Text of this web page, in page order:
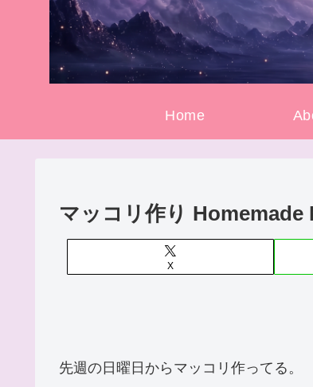
Home
マッコリ作り
X
先週の日曜日からマッコリ作ってる。